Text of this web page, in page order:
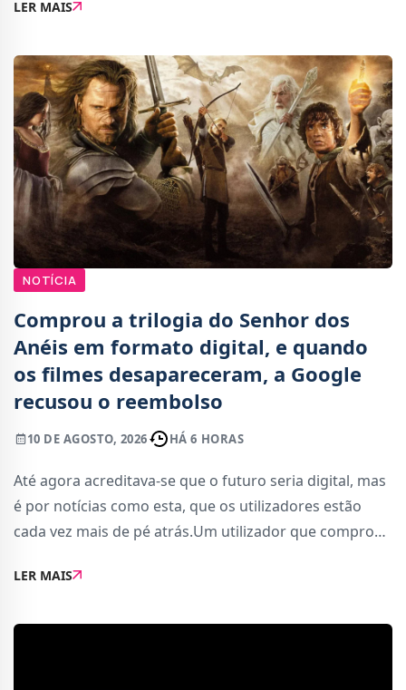
Aranha protagonizado por Tom Holland.De
LER MAIS
NOTÍCIA
Comprou a trilogia do Senhor dos
Anéis em formato digital, e quando
os filmes desapareceram, a Google
recusou o reembolso
10 DE AGOSTO, 2026 HÁ 6 HORAS
Até agora acreditava-se que o futuro seria digital, mas
é por notícias como esta, que os utilizadores estão
cada vez mais de pé atrás.Um utilizador que comprou
de Peter Jackson no Google P
LER MAIS